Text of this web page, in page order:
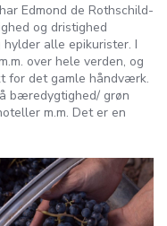
Edmond de Rothschild-
og dristighed
alle epikurister. I
over hele verden, og
for det gamle håndværk.
bæredygtighed/ grøn
m.m. Det er en